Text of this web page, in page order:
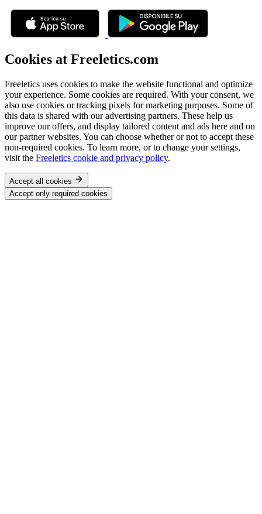
Cookies at Freeletics.com
Freeletics uses cookies to make the website functional and optimize
your experience. Some cookies are required. With your consent, we
also use cookies or tracking pixels for marketing purposes. Some of
this data is shared with our advertising partners. These help us
improve our offers, and display tailored content and ads here and on
our partner websites. You can choose whether or not to accept these
non-required cookies. To learn more, or to change your settings,
visit the Freeletics cookie and privacy policy.
Accept all cookies
Accept only required cookies